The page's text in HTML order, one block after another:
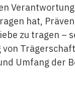
hat,
zu tragen –
Umfang der